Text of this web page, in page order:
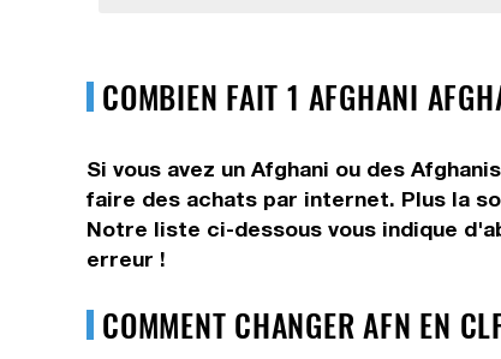
COMBIEN FAIT 1 AFGHANI
Si vous avez un Afghani ou des
faire des achats par internet. Plus la
Notre liste ci-dessous vous indique
erreur !
COMMENT CHANGER AFN EN